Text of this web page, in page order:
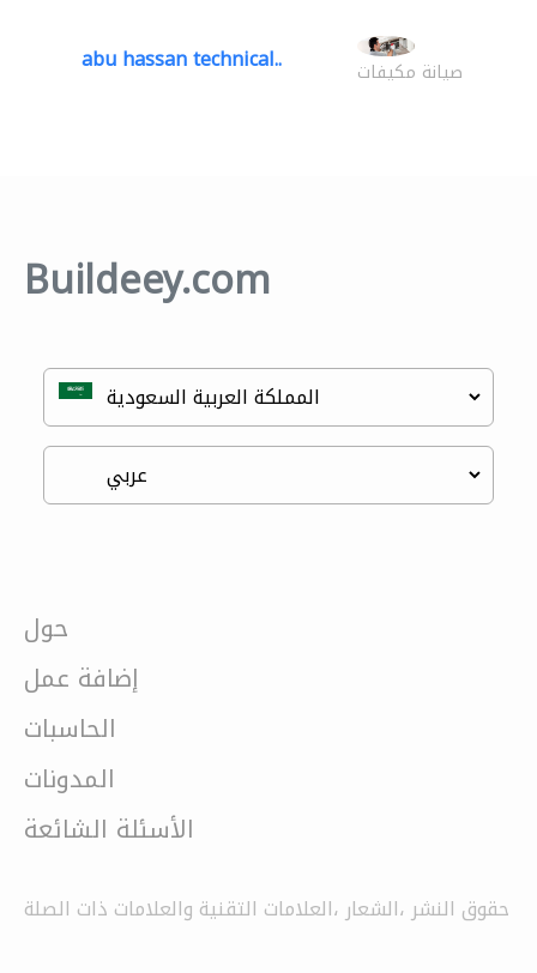
abu hassan technical.. صيانة مكيفات
Buildeey.com
حول
إضافة عمل
الحاسبات
المدونات
الأسئلة الشائعة
حقوق النشر ،الشعار ،العلامات التقنية والعلامات ذات الصلة